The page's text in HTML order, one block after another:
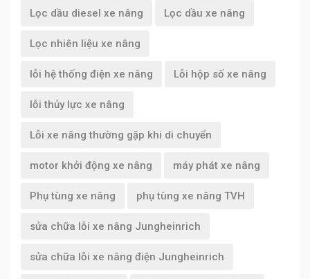
Lọc dầu diesel xe nâng Lọc dầu xe nâng
Lọc nhiên liệu xe nâng
lỗi hệ thống điện xe nâng Lỗi hộp số xe nâng
lỗi thủy lực xe nâng
Lỗi xe nâng thường gặp khi di chuyển
motor khởi động xe nâng máy phát xe nâng
Phụ tùng xe nâng phụ tùng xe nâng TVH
sửa chữa lỗi xe nâng Jungheinrich
sửa chữa lỗi xe nâng điện Jungheinrich